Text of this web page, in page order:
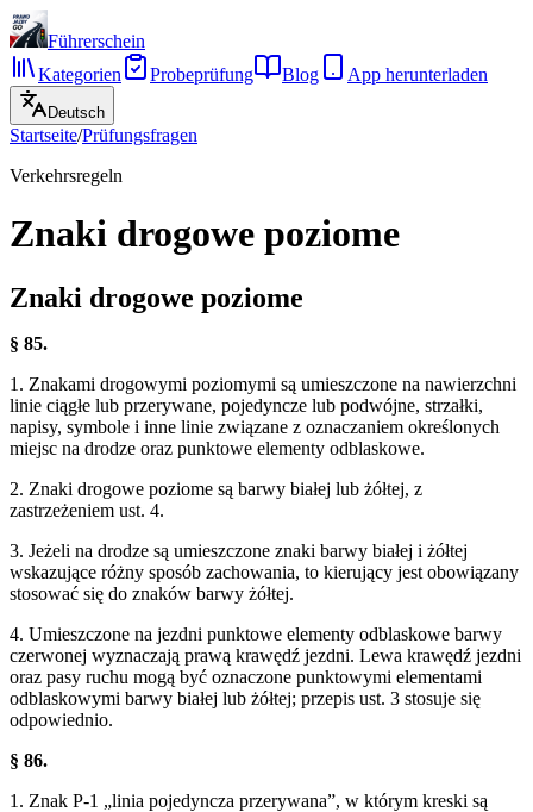
Führerschein
Kategorien
Probeprüfung Blog App herunterladen
Deutsch
Startseite/Prüfungsfragen
Verkehrsregeln
Znaki drogowe poziome
Znaki drogowe poziome
§ 85.
1. Znakami drogowymi poziomymi są umieszczone na nawierzchni
linie ciągłe lub przerywane, pojedyncze lub podwójne, strzałki,
napisy, symbole i inne linie związane z oznaczaniem określonych
miejsc na drodze oraz punktowe elementy odblaskowe.
2. Znaki drogowe poziome są barwy białej lub żółtej, z
zastrzeżeniem ust. 4.
3. Jeżeli na drodze są umieszczone znaki barwy białej i żółtej
wskazujące różny sposób zachowania, to kierujący jest obowiązany
stosować się do znaków barwy żółtej.
4. Umieszczone na jezdni punktowe elementy odblaskowe barwy
czerwonej wyznaczają prawą krawędź jezdni. Lewa krawędź jezdni
oraz pasy ruchu mogą być oznaczone punktowymi elementami
odblaskowymi barwy białej lub żółtej; przepis ust. 3 stosuje się
odpowiednio.
§ 86.
1. Znak P-1 „linia pojedyncza przerywana”, w którym kreski są